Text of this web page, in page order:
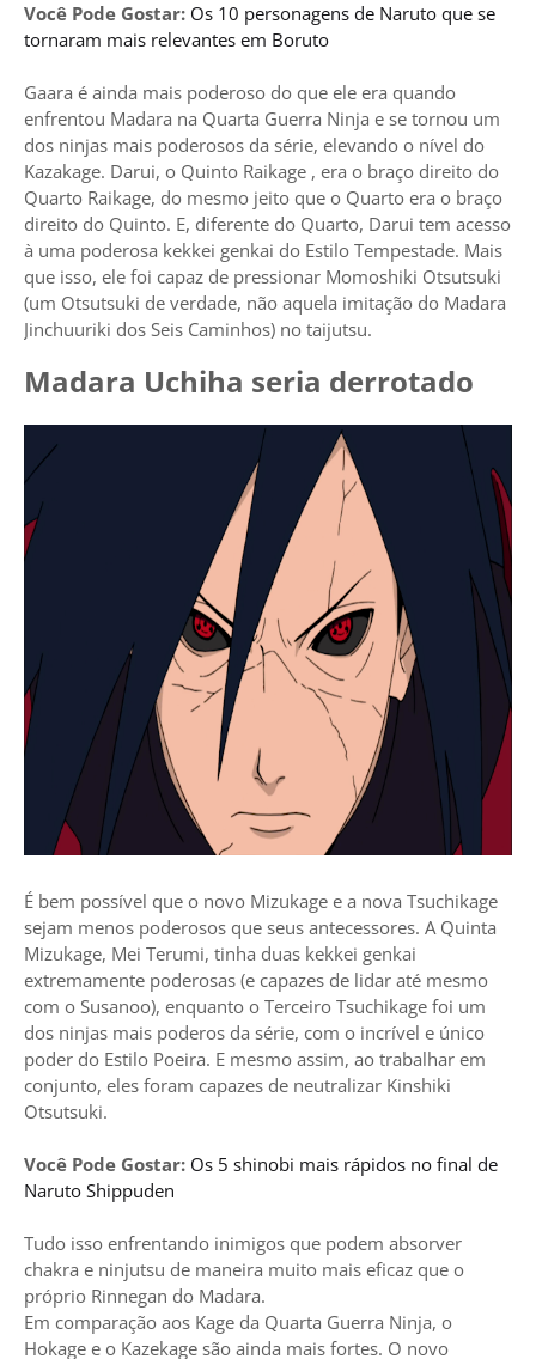
Você Pode Gostar: Os 10 personagens de Naruto que se
tornaram mais relevantes em Boruto
Gaara é ainda mais poderoso do que ele era quando
enfrentou Madara na Quarta Guerra Ninja e se tornou um
dos ninjas mais poderosos da série, elevando o nível do
Kazakage. Darui, o Quinto Raikage , era o braço direito do
Quarto Raikage, do mesmo jeito que o Quarto era o braço
direito do Quinto. E, diferente do Quarto, Darui tem acesso
à uma poderosa kekkei genkai do Estilo Tempestade. Mais
que isso, ele foi capaz de pressionar Momoshiki Otsutsuki
(um Otsutsuki de verdade, não aquela imitação do Madara
Jinchuuriki dos Seis Caminhos) no taijutsu.
Madara Uchiha seria derrotado
É bem possível que o novo Mizukage e a nova Tsuchikage
sejam menos poderosos que seus antecessores. A Quinta
Mizukage, Mei Terumi, tinha duas kekkei genkai
extremamente poderosas (e capazes de lidar até mesmo
com o Susanoo), enquanto o Terceiro Tsuchikage foi um
dos ninjas mais poderos da série, com o incrível e único
poder do Estilo Poeira. E mesmo assim, ao trabalhar em
conjunto, eles foram capazes de neutralizar Kinshiki
Otsutsuki.
Você Pode Gostar: Os 5 shinobi mais rápidos no final de
Naruto Shippuden
Tudo isso enfrentando inimigos que podem absorver
chakra e ninjutsu de maneira muito mais eficaz que o
próprio Rinnegan do Madara.
Em comparação aos Kage da Quarta Guerra Ninja, o
Hokage e o Kazekage são ainda mais fortes. O novo